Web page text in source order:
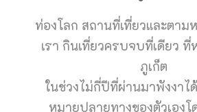
ท่องโลก สถานที่เที่ยวและตาม
เรา กินเที่ยวครบจบที่เดียว ที่
ภูเก็ต
ในช่วงไม่กี่ปีที่ผ่านมาพังงาไ
หมายปลายทางของตัวเอง